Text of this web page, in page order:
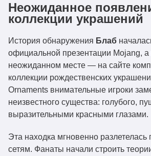
Неожиданное
коллекции украшений
История обнаружения Блаб
официальной презентации Mojang,
неожиданном месте — на сайте
коллекции рождественских
Ornaments внимательные игроки
неизвестного существа: голубого,
выразительными красными глазами.
Эта находка мгновенно
сетям. Фанаты начали строить